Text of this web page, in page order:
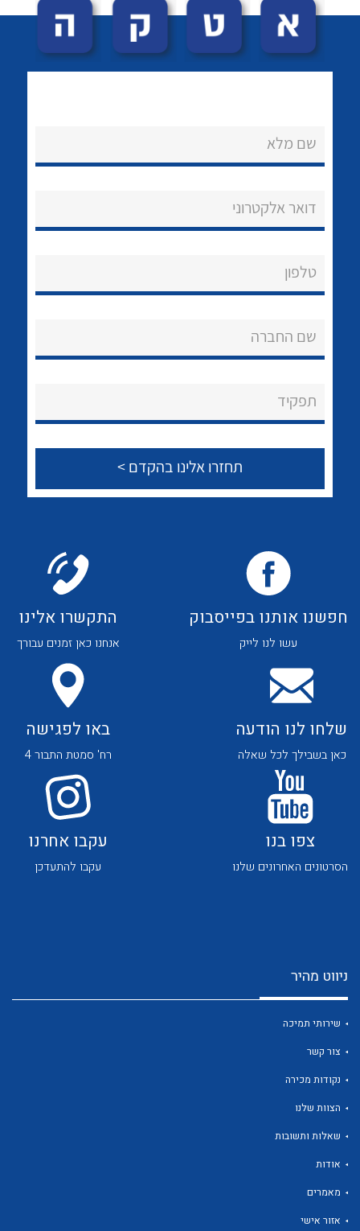
הצוות שלנו
שירותי תמיכה
לכל מוצרי היצרן לכל מוצרי היצרן
לכל מוצרי היצרן לכל מוצרי היצרן
לכל מוצרי היצרן לכל מוצרי היצרן
לכל מוצרי היצרן
שם מלא
דואר אלקטרוני
טלפון
שם החברה
תפקיד
חפשנו אותנו בפייסבוק
עשו לנו לייק
התקשרו אלינו
אנחנו כאן זמנים עבורך
שלחו לנו הודעה
כאן בשבילך לכל שאלה
באו לפגישה
רח' סמטת התבור 4
צפו בנו
הסרטונים האחרונים שלנו
עקבו אחרנו
עקבו להתעדכן
ניווט מהיר
שירותי תמיכה
צור קשר
נקודות מכירה
הצוות שלנו
שאלות ותשובות
אודות
מאמרים
אזור אישי